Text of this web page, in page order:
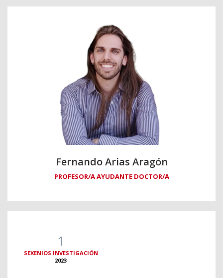
Fernando Arias Aragón
PROFESOR/A AYUDANTE DOCTOR/A
1
SEXENIOS INVESTIGACIÓN
2023